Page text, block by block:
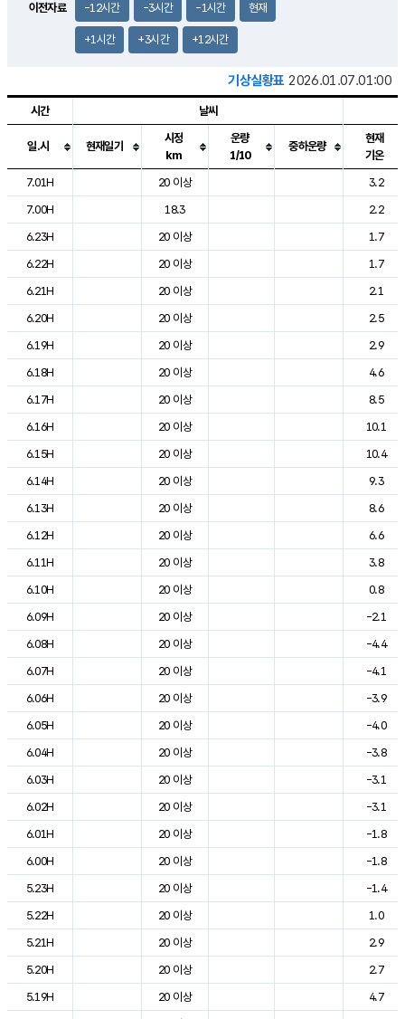
이전자료 -12시간 -3시간 -1시간 현재
+1시간 +3시간 +12시간
기상실황표 2026.01.07.01:00
도시별 기상실황표로 지점, 날씨, 기온, 강수, 바람, 기압등을 안내한 표입
시간 날씨
일.시 현재일기
시정
km
운량
1/10
중하운량
현재
기온
7.01H
20 이상
3.2
7.00H
18.3
2.2
6.23H
20 이상
1.7
6.22H
20 이상
1.7
6.21H
20 이상
2.1
6.20H
20 이상
2.5
6.19H
20 이상
2.9
6.18H
20 이상
4.6
6.17H
20 이상
8.5
6.16H
20 이상
10.1
6.15H
20 이상
10.4
6.14H
20 이상
9.3
6.13H
20 이상
8.6
6.12H
20 이상
6.6
6.11H
20 이상
3.8
6.10H
20 이상
0.8
6.09H
20 이상
-2.1
6.08H
20 이상
-4.4
6.07H
20 이상
-4.1
6.06H
20 이상
-3.9
6.05H
20 이상
-4.0
6.04H
20 이상
-3.8
6.03H
20 이상
-3.1
6.02H
20 이상
-3.1
6.01H
20 이상
-1.8
6.00H
20 이상
-1.8
5.23H
20 이상
-1.4
5.22H
20 이상
1.0
5.21H
20 이상
2.9
5.20H
20 이상
2.7
5.19H
20 이상
4.7